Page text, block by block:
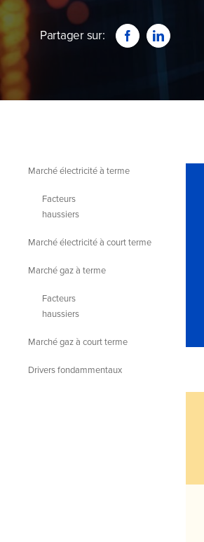
Partager sur:
Marché électricité à terme
Facteurs
haussiers
Marché électricité à court terme
Marché gaz à terme
Facteurs
haussiers
Marché gaz à court terme
Drivers fondammentaux